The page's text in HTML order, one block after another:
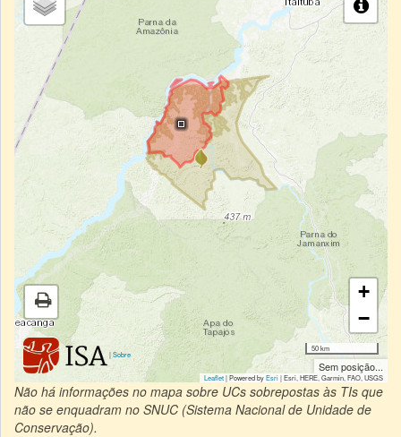
|Sobre
+
−
50 km
Sem posição...
Leaflet| Powered byEsri|Esri, HERE, Garmin, FAO, USGS
Não há informações no mapa sobre UCs sobrepostas às TIs que
não se enquadram no SNUC (Sistema Nacional de Unidade de
Conservação).